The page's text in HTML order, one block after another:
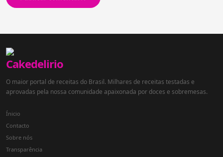
O maior portal de receitas do Brasil. Milhares de receitas testadas e
aprovadas pela nossa comunidade apaixonada por doces e sobremesas.
Ínicio
Contacto
Sobre nós
Transparência